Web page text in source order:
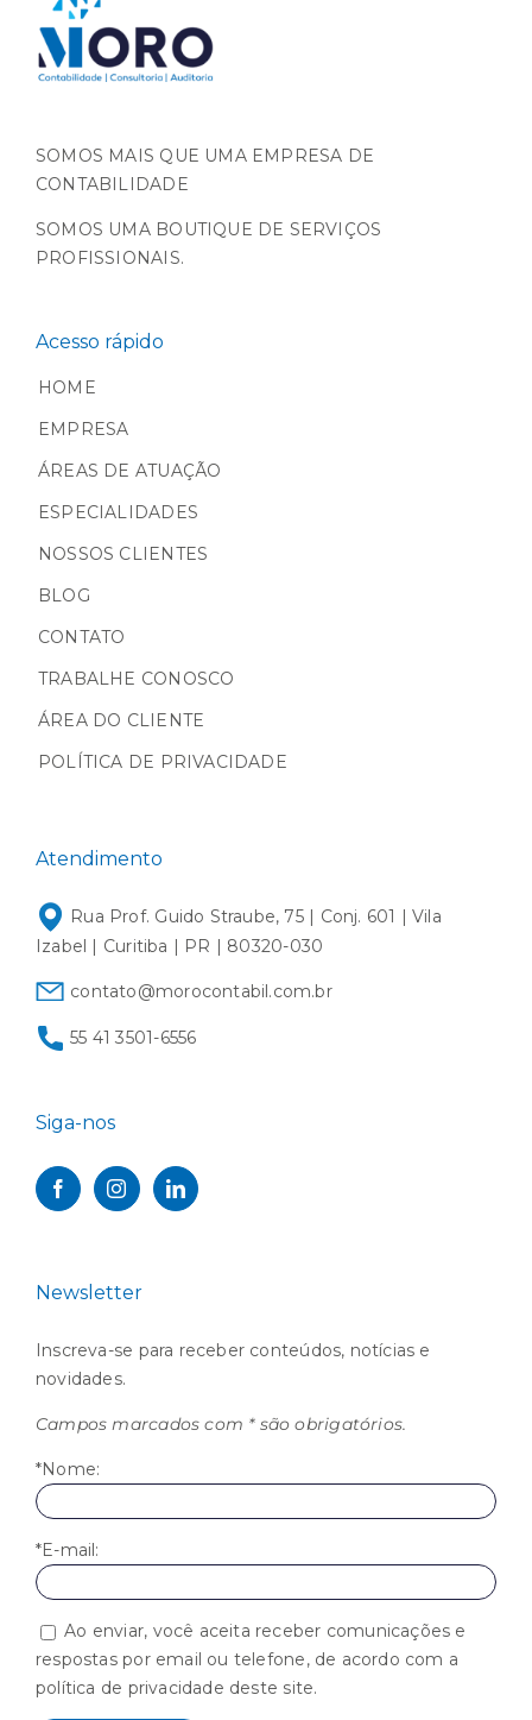
SOMOS MAIS QUE UMA EMPRESA DE
CONTABILIDADE
SOMOS UMA BOUTIQUE DE SERVIÇOS
PROFISSIONAIS.
Acesso rápido
HOME
EMPRESA
ÁREAS DE ATUAÇÃO
ESPECIALIDADES
NOSSOS CLIENTES
BLOG
CONTATO
TRABALHE CONOSCO
ÁREA DO CLIENTE
POLÍTICA DE PRIVACIDADE
Atendimento
Rua Prof. Guido Straube, 75 | Conj. 601 | Vila
Izabel | Curitiba | PR | 80320-030
contato@morocontabil.com.br
55 41 3501-6556
Siga-nos
Newsletter
Inscreva-se para receber conteúdos, notícias e
novidades.
Campos marcados com * são obrigatórios.
*Nome:
*E-mail:
Ao enviar, você aceita receber comunicações e
respostas por email ou telefone, de acordo com a
política de privacidade deste site.